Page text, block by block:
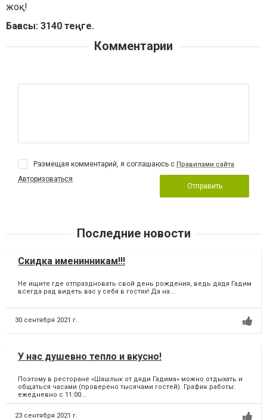
жоқ!
Бағасы: 3140 теңге.
Комментарии
Размещая комментарий, я соглашаюсь с Правилами сайта
Авторизоваться
Отправить
Последние новости
Скидка именинникам!!!
Не ищите где отпраздновать свой день рождения, ведь дядя Гадим
всегда рад видеть вас у себя в гостях! Да на...
30 сентября 2021 г.
У нас душевно тепло и вкусно!
Поэтому в ресторане «Шашлык от дяди Гадима» можно отдыхать и
общаться часами (проверено тысячами гостей). График работы:
ежедневно с 11:00...
23 сентября 2021 г.